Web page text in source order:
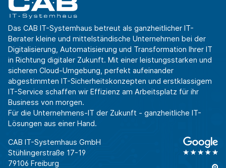
Das CAB IT-Systemhaus betreut als ganzheitlicher IT-
Berater kleine und mittelständische Unternehmen bei der
Digitalisierung, Automatisierung und Transformation Ihrer IT
in Richtung digitaler Zukunft. Mit einer leistungsstarken und
sicheren Cloud-Umgebung, perfekt aufeinander
abgestimmten IT-Sicherheitskonzepten und erstklassigem
IT-Service schaffen wir Effizienz am Arbeitsplatz für ihr
Business von morgen.
Für die Unternehmens-IT der Zukunft - ganzheitliche IT-
Lösungen aus einer Hand.
CAB IT-Systemhaus GmbH
Stühlingerstraße 17-19
79106 Freiburg